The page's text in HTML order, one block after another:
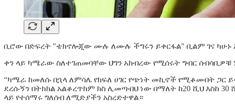
ቢሮው በድፍረት "ቴክኖሎጂው ሙሉ ለሙሉ ችግሩን ይቀርፋል" ቢልም ገና
ቀን ላይ ካሜራው ስለተገጠመባቸው ህግን አክብረው የሚሰሩት ግብር ሰብሳቢዎቹ
“ካሜራ ከመለሱ በኋላ ለምሳሌ የክፍለ ሀገር የጭነት መኪኖች የሚቆሙበት
ደረሱኝን በትክክል አልቆረጥክም ክስ ሊመጣብህ ነው በማለት ከ20 ሺህ እስከ
ላይ የተሰማሩ ግለሰብ ለሚድያችን አስረድተዋል።